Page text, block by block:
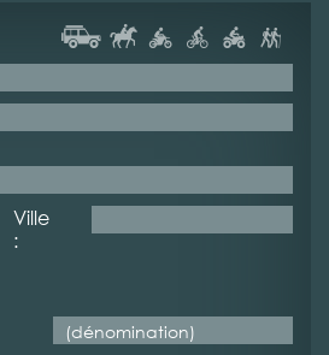
Ville
: